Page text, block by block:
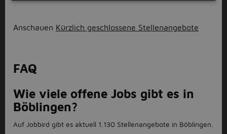
Anschauen Kürzlich geschlossene Stellenangebote
FAQ
Wie viele offene Jobs gibt es in
Böblingen?
Auf Jobbird gibt es aktuell 1.130 Stellenangebote in Böblingen.